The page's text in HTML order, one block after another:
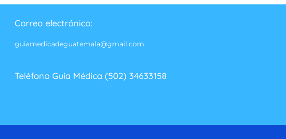
Correo electrónico:
guiamedicadeguatemala@gmail.com
Teléfono Guía Médica (502) 34633158